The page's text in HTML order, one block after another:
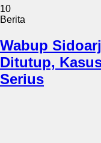
10
Berita
Wabup
Ditutup,
Serius